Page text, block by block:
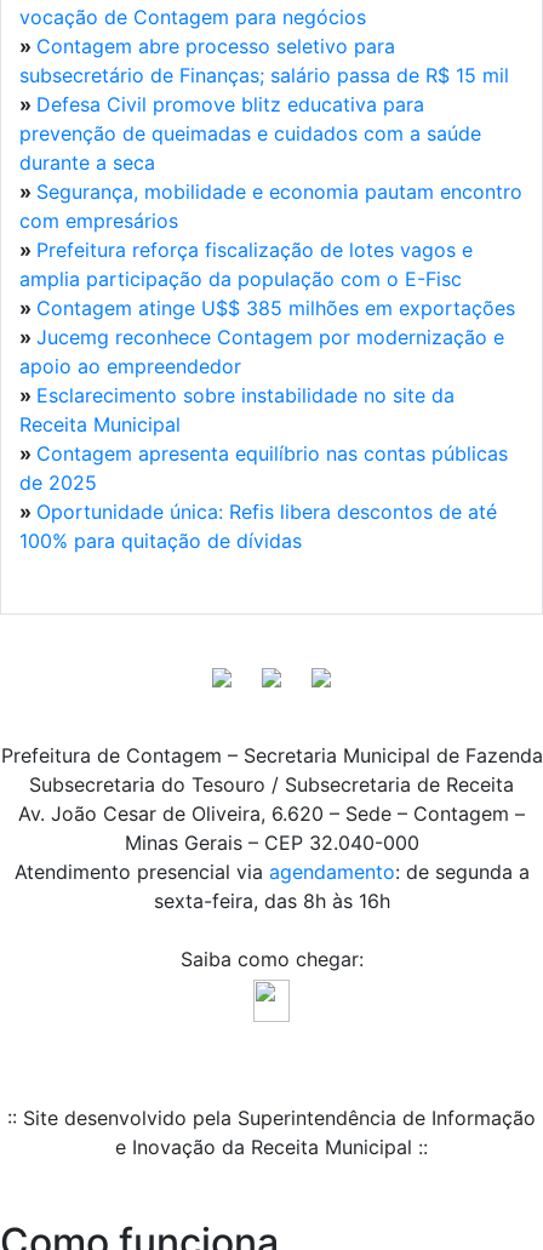
vocação de Contagem para negócios
» Contagem abre processo seletivo para
subsecretário de Finanças; salário passa de R$ 15 mil
» Defesa Civil promove blitz educativa para
prevenção de queimadas e cuidados com a saúde
durante a seca
» Segurança, mobilidade e economia pautam encontro
com empresários
» Prefeitura reforça fiscalização de lotes vagos e
amplia participação da população com o E-Fisc
» Contagem atinge U$$ 385 milhões em exportações
» Jucemg reconhece Contagem por modernização e
apoio ao empreendedor
» Esclarecimento sobre instabilidade no site da
Receita Municipal
» Contagem apresenta equilíbrio nas contas públicas
de 2025
» Oportunidade única: Refis libera descontos de até
100% para quitação de dívidas
Prefeitura de Contagem – Secretaria Municipal de Fazenda
Subsecretaria do Tesouro / Subsecretaria de Receita
Av. João Cesar de Oliveira, 6.620 – Sede – Contagem –
Minas Gerais – CEP 32.040-000
Atendimento presencial via agendamento: de segunda a
sexta-feira, das 8h às 16h
Saiba como chegar:
:: Site desenvolvido pela Superintendência de Informação
e Inovação da Receita Municipal ::